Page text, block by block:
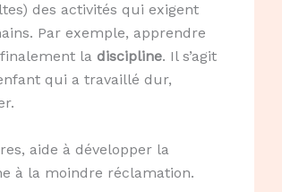
des activités qui exigent
Par exemple, apprendre
la discipline. Il s’agit
qui a travaillé dur,
aide à développer la
à la moindre réclamation.